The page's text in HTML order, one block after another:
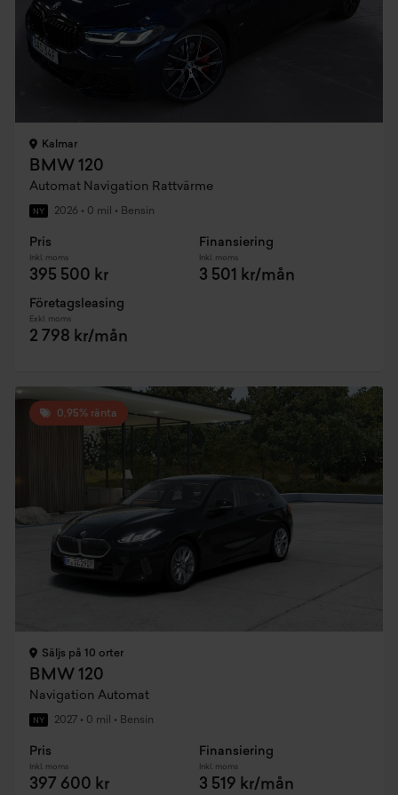
Kalmar
BMW 120
Automat Navigation Rattvärme
NY 2026 • 0 mil • Bensin
Pris
Inkl. moms
395 500 kr
Finansiering
Inkl. moms
3 501 kr/mån
Företagsleasing
Exkl. moms
2 798 kr/mån
0,95% ränta
Säljs på 10 orter
BMW 120
Navigation Automat
NY 2027 • 0 mil • Bensin
Pris
Inkl. moms
397 600 kr
Finansiering
Inkl. moms
3 519 kr/mån